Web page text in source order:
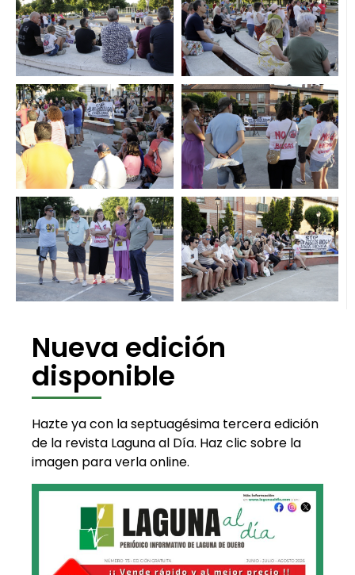
Nueva edición
disponible
Hazte ya con la septuagésima tercera edición
de la revista Laguna al Día. Haz clic sobre la
imagen para verla online.